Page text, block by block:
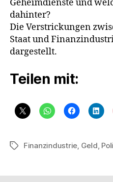
Geheimdienste und
dahinter?
Die Verstrickungen
Staat und
dargestellt.
Teilen mit:
Schlagwörter
Finanzindustrie, Geld,